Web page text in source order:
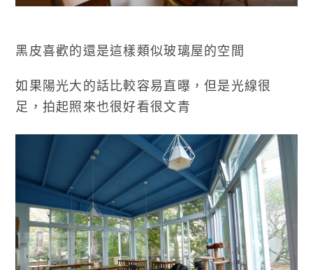
黑皮喜歡的還是這樣類似玻璃屋的空間
如果陽光大的話比較容易直曝，但是光線很
足，拍起照來也很好看很文青